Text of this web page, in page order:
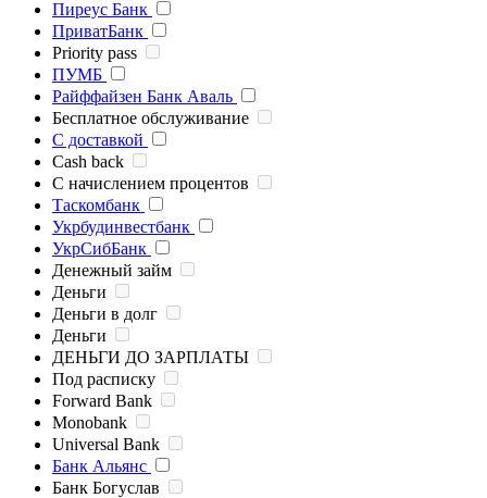
Пиреус Банк
ПриватБанк
Priority pass
ПУМБ
Райффайзен Банк Аваль
Бесплатное обслуживание
С доставкой
Cash back
С начислением процентов
Таскомбанк
Укрбудинвестбанк
УкрСибБанк
Денежный займ
Деньги
Деньги в долг
Деньги
ДЕНЬГИ ДО ЗАРПЛАТЫ
Под расписку
Forward Bank
Monobank
Universal Bank
Банк Альянс
Банк Богуслав